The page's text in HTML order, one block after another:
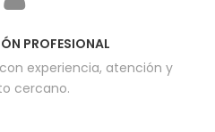
PROFESIONAL
experiencia, atención y
cercano.